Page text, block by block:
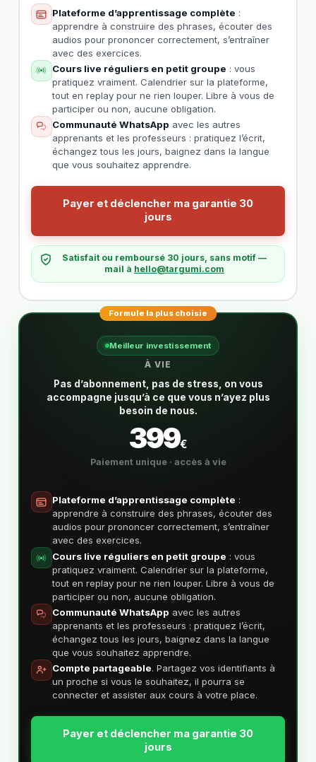
Plateforme d’apprentissage complète :
apprendre à construire des phrases, écouter des
audios pour prononcer correctement, s’entraîner
avec des exercices.
Cours live réguliers en petit groupe : vous
pratiquez vraiment. Calendrier sur la plateforme,
tout en replay pour ne rien louper. Libre à vous de
participer ou non, aucune obligation.
Communauté WhatsApp avec les autres
apprenants et les professeurs : pratiquez l’écrit,
échangez tous les jours, baignez dans la langue
que vous souhaitez apprendre.
Payer et déclencher ma garantie 30
jours
Satisfait ou remboursé 30 jours, sans motif —
mail à hello@targumi.com
Formule la plus choisie
Meilleur investissement
À VIE
Pas d’abonnement, pas de stress, on vous
accompagne jusqu’à ce que vous n’ayez plus
besoin de nous.
399€
Paiement unique · accès à vie
Plateforme d’apprentissage complète :
apprendre à construire des phrases, écouter des
audios pour prononcer correctement, s’entraîner
avec des exercices.
Cours live réguliers en petit groupe : vous
pratiquez vraiment. Calendrier sur la plateforme,
tout en replay pour ne rien louper. Libre à vous de
participer ou non, aucune obligation.
Communauté WhatsApp avec les autres
apprenants et les professeurs : pratiquez l’écrit,
échangez tous les jours, baignez dans la langue
que vous souhaitez apprendre.
Compte partageable. Partagez vos identifiants à
un proche si vous le souhaitez, il pourra se
connecter et assister aux cours à votre place.
Payer et déclencher ma garantie 30
jours